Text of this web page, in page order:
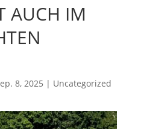
AUCH IM
8, 2025 | Uncategorized